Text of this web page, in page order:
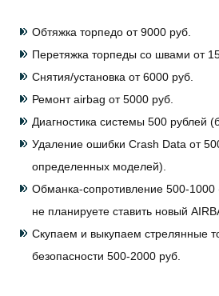
Обтяжка торпедо от 9000 руб.
Перетяжка торпеды со швами от
Снятия/установка от 6000 руб.
Ремонт airbag от 5000 руб.
Диагностика системы 500 рублей
Удаление ошибки Crash Data от
определенных моделей).
Обманка-сопротивление 500-1000
не планируете ставить новый
Скупаем и выкупаем стрелянные
безопасности 500-2000 руб.